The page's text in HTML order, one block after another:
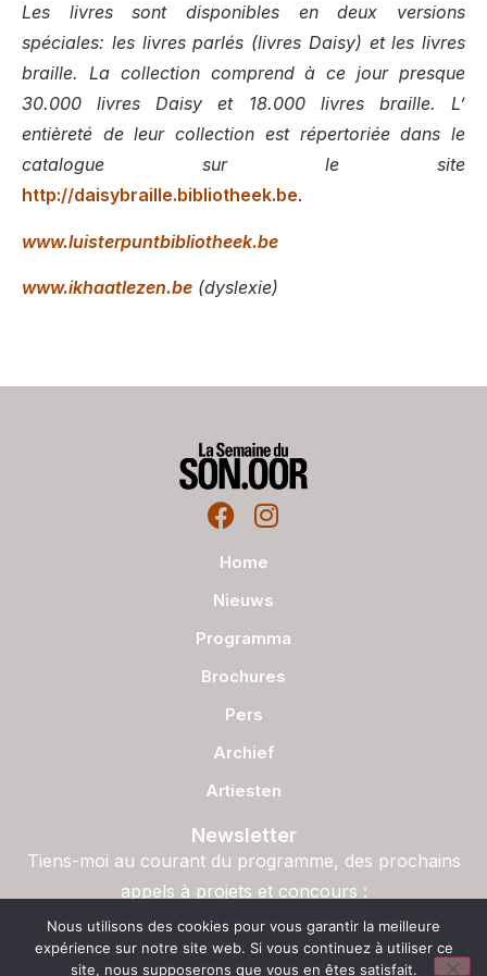
Les livres sont disponibles en deux versions
spéciales: les livres parlés (livres Daisy) et les livres
braille. La collection comprend à ce jour presque
30.000 livres Daisy et 18.000 livres braille. L’
entièreté de leur collection est répertoriée dans le
catalogue sur le site
http://daisybraille.bibliotheek.be.
www.luisterpuntbibliotheek.be
www.ikhaatlezen.be (dyslexie)
Home
Nieuws
Programma
Brochures
Pers
Archief
Artiesten
Newsletter
Tiens-moi au courant du programme, des prochains
appels à projets et concours :
S'inscrire
Nous utilisons des cookies pour vous garantir la meilleure
expérience sur notre site web. Si vous continuez à utiliser ce
site, nous supposerons que vous en êtes satisfait.